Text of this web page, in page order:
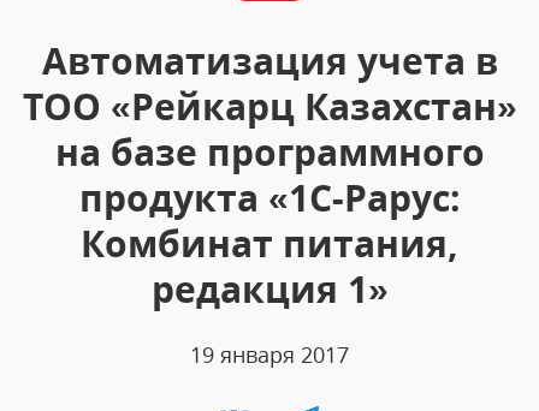
Автоматизация учета в
ТОО «Рейкарц Казахстан»
на базе программного
продукта «1С-Рарус:
Комбинат питания,
редакция 1»
19 января 2017